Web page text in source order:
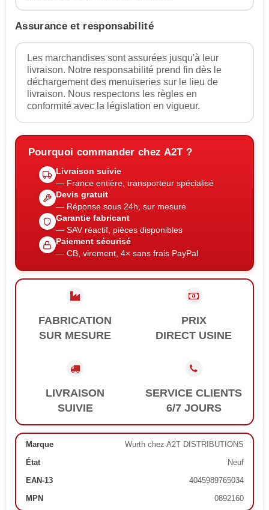
Assurance et responsabilité
Les marchandises sont assurées jusqu'à leur
livraison. Notre responsabilité prend fin dès le
déchargement des menuiseries sur le lieu de
livraison. Nous respectons les règles en
conformité avec la législation en vigueur.
Pourquoi commander chez A2T ?
Livraison suivie
— France entière, transporteur spécialisé
Devis gratuit
— Réponse sous 24h, sur mesure
Garantie fabricant
— SAV réactif, pièces disponibles
Paiement sécurisé
— CB, virement, 4× sans frais PayPal
FABRICATION
SUR MESURE
PRIX
DIRECT USINE
LIVRAISON
SUIVIE
SERVICE CLIENTS
6/7 JOURS
Marque
Wurth chez A2T DISTRIBUTIONS
État
Neuf
EAN-13
4045989765034
MPN
0892160